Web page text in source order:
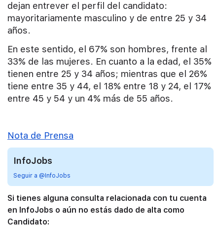
dejan entrever el perfil del candidato:
mayoritariamente masculino y de entre 25 y 34
años.
En este sentido, el 67% son hombres, frente al
33% de las mujeres. En cuanto a la edad, el 35%
tienen entre 25 y 34 años; mientras que el 26%
tiene entre 35 y 44, el 18% entre 18 y 24, el 17%
entre 45 y 54 y un 4% más de 55 años.
Nota de Prensa
InfoJobs
Seguir a @InfoJobs
Si tienes alguna consulta relacionada con tu cuenta
en InfoJobs o aún no estás dado de alta como
Candidato: